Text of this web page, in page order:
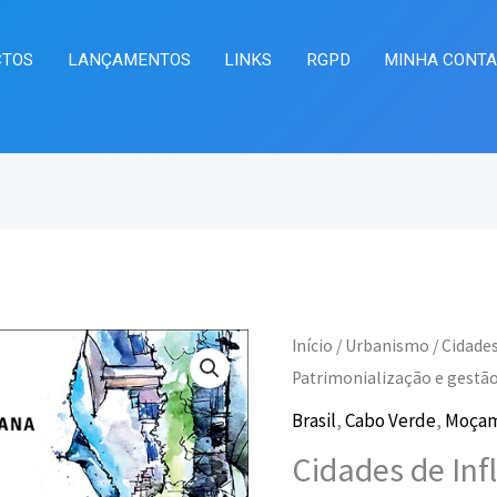
LANÇAMENTOS LINKS RGPD MINHA CONTA
Início / Urbanismo /
Patrimonialização e gestão
Brasil,Cabo Verde,
Cidades de
O
preço
original
O
Quantidade
de
Cidades
Influência